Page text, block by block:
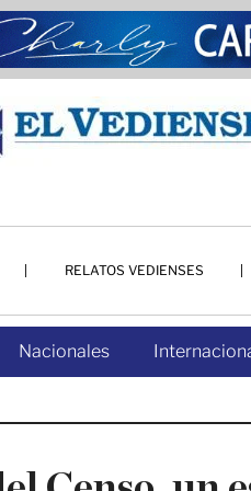
RELATOS VEDIENSES
Nacionales